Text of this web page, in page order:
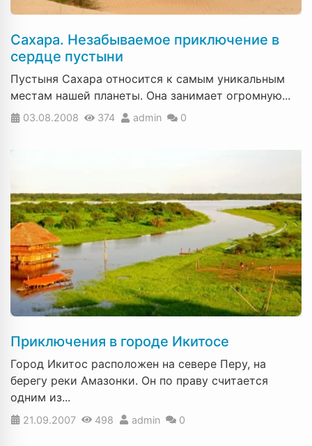
Сахара. Незабываемое приключение в
сердце пустыни
Пустыня Сахара относится к самым уникальным
местам нашей планеты. Она занимает огромную...
03.08.2008 374 admin 0
Приключения в городе Икитосе
Город Икитос расположен на севере Перу, на
берегу реки Амазонки. Он по праву считается
одним из...
21.09.2007 498 admin 0